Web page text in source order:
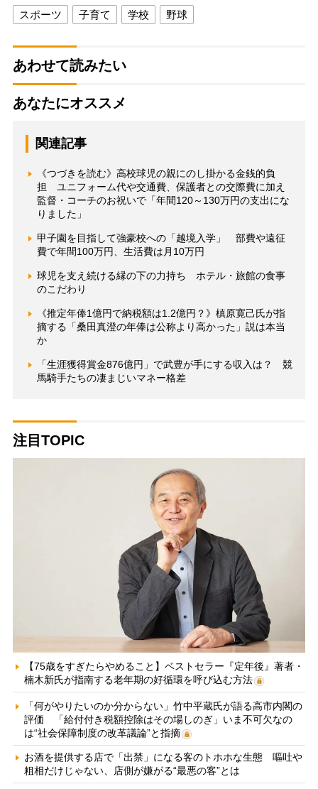
スポーツ 子育て 学校 野球
あわせて読みたい
あなたにオススメ
関連記事
《つづきを読む》高校球児の親にのし掛かる金銭的負
担 ユニフォーム代や交通費、保護者との交際費に加え
監督・コーチのお祝いで「年間120～130万円の支出にな
りました」
甲子園を目指して強豪校への「越境入学」 部費や遠征
費で年間100万円、生活費は月10万円
球児を支え続ける縁の下の力持ち ホテル・旅館の食事
のこだわり
《推定年俸1億円で納税額は1.2億円？》槙原寛己氏が指
摘する「桑田真澄の年俸は公称より高かった」説は本当
か
「生涯獲得賞金876億円」で武豊が手にする収入は？ 競
馬騎手たちの凄まじいマネー格差
注目TOPIC
【75歳をすぎたらやめること】ベストセラー『定年後』著者・
楠木新氏が指南する老年期の好循環を呼び込む方法
「何がやりたいのか分からない」竹中平蔵氏が語る高市内閣の
評価 「給付付き税額控除はその場しのぎ」いま不可欠なの
は“社会保障制度の改革議論”と指摘
お酒を提供する店で「出禁」になる客のトホホな生態 嘔吐や
粗相だけじゃない、店側が嫌がる“最悪の客”とは